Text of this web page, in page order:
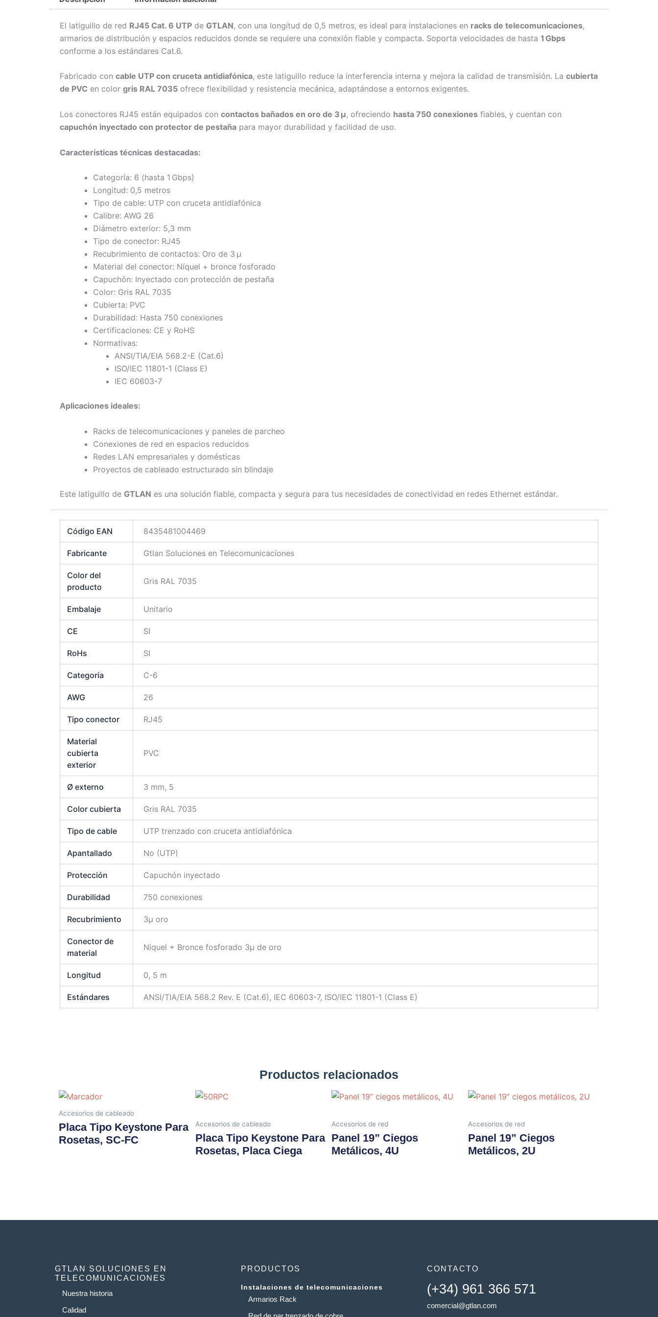
El latiguillo de red RJ45 Cat. 6 UTP de GTLAN, con una longitud de 0,5 metros, es ideal para instalaciones en racks de telecomunicaciones,
armarios de distribución y espacios reducidos donde se requiere una conexión fiable y compacta. Soporta velocidades de hasta 1 Gbps
conforme a los estándares Cat.6.
Fabricado con cable UTP con cruceta antidiafónica, este latiguillo reduce la interferencia interna y mejora la calidad de transmisión. La cubierta
de PVC en color gris RAL 7035 ofrece flexibilidad y resistencia mecánica, adaptándose a entornos exigentes.
Los conectores RJ45 están equipados con contactos bañados en oro de 3 µ, ofreciendo hasta 750 conexiones fiables, y cuentan con
capuchón inyectado con protector de pestaña para mayor durabilidad y facilidad de uso.
Características técnicas destacadas:
Categoría: 6 (hasta 1 Gbps)
Longitud: 0,5 metros
Tipo de cable: UTP con cruceta antidiafónica
Calibre: AWG 26
Diámetro exterior: 5,3 mm
Tipo de conector: RJ45
Recubrimiento de contactos: Oro de 3 µ
Material del conector: Níquel + bronce fosforado
Capuchón: Inyectado con protección de pestaña
Color: Gris RAL 7035
Cubierta: PVC
Durabilidad: Hasta 750 conexiones
Certificaciones: CE y RoHS
Normativas:
ANSI/TIA/EIA 568.2-E (Cat.6)
ISO/IEC 11801-1 (Class E)
IEC 60603-7
Aplicaciones ideales:
Racks de telecomunicaciones y paneles de parcheo
Conexiones de red en espacios reducidos
Redes LAN empresariales y domésticas
Proyectos de cableado estructurado sin blindaje
Este latiguillo de GTLAN es una solución fiable, compacta y segura para tus necesidades de conectividad en redes Ethernet estándar.
Código EAN 8435481004469
Fabricante Gtlan Soluciones en Telecomunicaciones
Color del
producto
Gris RAL 7035
Embalaje Unitario
CE SI
RoHs SI
Categoría C-6
AWG 26
Tipo conector RJ45
Material
cubierta
exterior
PVC
Ø externo 3 mm, 5
Color cubierta Gris RAL 7035
Tipo de cable UTP trenzado con cruceta antidiafónica
Apantallado No (UTP)
Protección Capuchón inyectado
Durabilidad 750 conexiones
Recubrimiento 3µ oro
Conector de
material
Niquel + Bronce fosforado 3µ de oro
Longitud 0, 5 m
Estándares ANSI/TIA/EIA 568.2 Rev. E (Cat.6), IEC 60603-7, ISO/IEC 11801-1 (Class E)
Productos relacionados
Accesorios de cableado
Placa Tipo Keystone Para
Rosetas, SC-FC
Accesorios de cableado
Placa Tipo Keystone Para
Rosetas, Placa Ciega
Accesorios de red
Panel 19” Ciegos
Metálicos, 4U
Accesorios de red
Panel 19” Ciegos
Metálicos, 2U
GTLAN SOLUCIONES EN
TELECOMUNICACIONES
Nuestra historia
Calidad
PRODUCTOS
Instalaciones de telecomunicaciones
Armarios Rack
CONTACTO
(+34) 961 366 571
comercial@gtlan.com